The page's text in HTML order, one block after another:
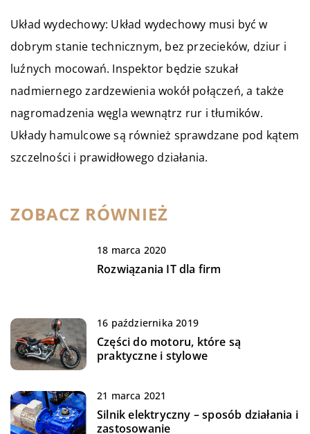
Układ wydechowy: Układ wydechowy musi być w
dobrym stanie technicznym, bez przecieków, dziur i
luźnych mocowań. Inspektor będzie szukał
nadmiernego zardzewienia wokół połączeń, a także
nagromadzenia węgla wewnątrz rur i tłumików.
Układy hamulcowe są również sprawdzane pod kątem
szczelności i prawidłowego działania.
ZOBACZ RÓWNIEŻ
18 marca 2020
Rozwiązania IT dla firm
16 października 2019
Części do motoru, które są
praktyczne i stylowe
21 marca 2021
Silnik elektryczny – sposób działania i
zastosowanie